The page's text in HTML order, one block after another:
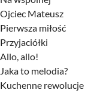
Ojciec Mateusz
Pierwsza miłość
Przyjaciółki
Allo, allo!
Jaka to melodia?
Kuchenne rewolucje